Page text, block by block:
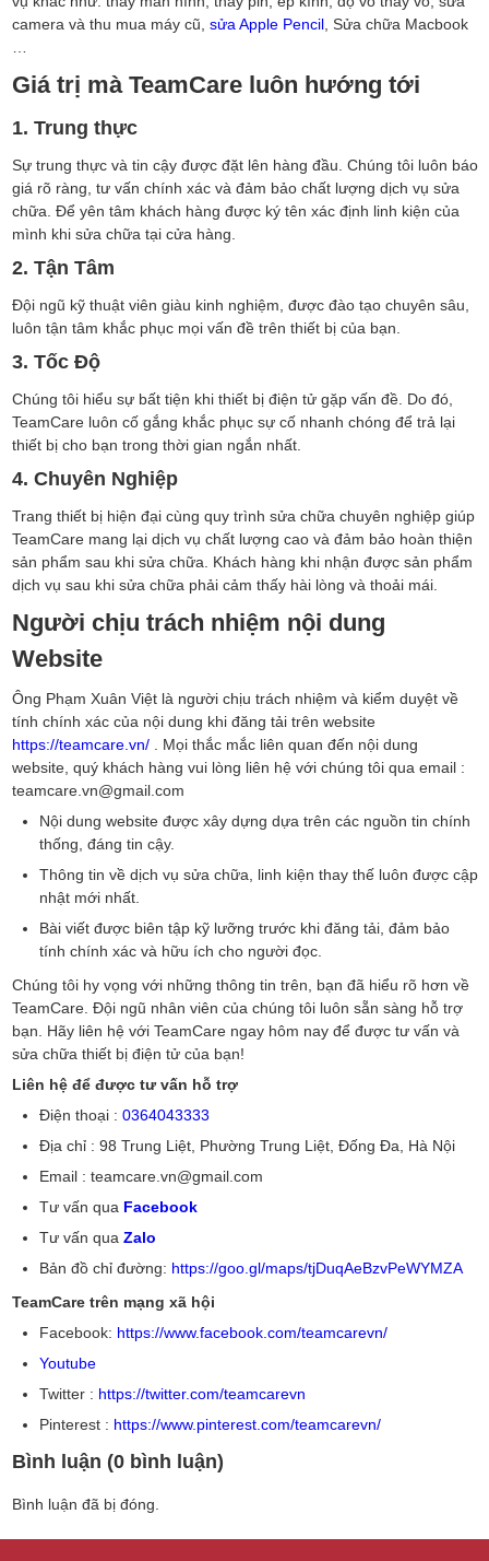
camera và thu mua máy cũ, sửa Apple Pencil, Sửa chữa Macbook
…
Giá trị mà TeamCare luôn hướng tới
1. Trung thực
Sự trung thực và tin cậy được đặt lên hàng đầu. Chúng tôi luôn báo
giá rõ ràng, tư vấn chính xác và đảm bảo chất lượng dịch vụ sửa
chữa. Để yên tâm khách hàng được ký tên xác định linh kiện của
mình khi sửa chữa tại cửa hàng.
2. Tận Tâm
Đội ngũ kỹ thuật viên giàu kinh nghiệm, được đào tạo chuyên sâu,
luôn tận tâm khắc phục mọi vấn đề trên thiết bị của bạn.
3. Tốc Độ
Chúng tôi hiểu sự bất tiện khi thiết bị điện tử gặp vấn đề. Do đó,
TeamCare luôn cố gắng khắc phục sự cố nhanh chóng để trả lại
thiết bị cho bạn trong thời gian ngắn nhất.
4. Chuyên Nghiệp
Trang thiết bị hiện đại cùng quy trình sửa chữa chuyên nghiệp giúp
TeamCare mang lại dịch vụ chất lượng cao và đảm bảo hoàn thiện
sản phẩm sau khi sửa chữa. Khách hàng khi nhận được sản phẩm
dịch vụ sau khi sửa chữa phải cảm thấy hài lòng và thoải mái.
Người chịu trách nhiệm nội dung
Website
Ông Phạm Xuân Việt là người chịu trách nhiệm và kiểm duyệt về
tính chính xác của nội dung khi đăng tải trên website
https://teamcare.vn/. Mọi thắc mắc liên quan đến nội dung
website, quý khách hàng vui lòng liên hệ với chúng tôi qua email :
teamcare.vn@gmail.com
Nội dung website được xây dựng dựa trên các nguồn tin chính
thống, đáng tin cậy.
Thông tin về dịch vụ sửa chữa, linh kiện thay thế luôn được cập
nhật mới nhất.
Bài viết được biên tập kỹ lưỡng trước khi đăng tải, đảm bảo
tính chính xác và hữu ích cho người đọc.
Chúng tôi hy vọng với những thông tin trên, bạn đã hiểu rõ hơn về
TeamCare. Đội ngũ nhân viên của chúng tôi luôn sẵn sàng hỗ trợ
bạn. Hãy liên hệ với TeamCare ngay hôm nay để được tư vấn và
sửa chữa thiết bị điện tử của bạn!
Liên hệ để được tư vấn hỗ trợ
Điện thoại : 0364043333
Địa chỉ : 98 Trung Liệt, Phường Trung Liệt, Đống Đa, Hà Nội
Email : teamcare.vn@gmail.com
Tư vấn qua Facebook
Tư vấn qua Zalo
Bản đồ chỉ đường: https://goo.gl/maps/tjDuqAeBzvPeWYMZA
TeamCare trên mạng xã hội
Facebook: https://www.facebook.com/teamcarevn/
Youtube
Twitter : https://twitter.com/teamcarevn
Pinterest : https://www.pinterest.com/teamcarevn/
Bình luận (0 bình luận)
Bình luận đã bị đóng.